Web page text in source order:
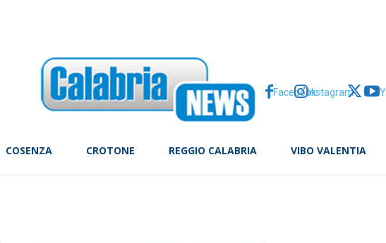
FacebookInstagram X
COSENZA CROTONE REGGIO CALABRIA VIBO VALENTIA